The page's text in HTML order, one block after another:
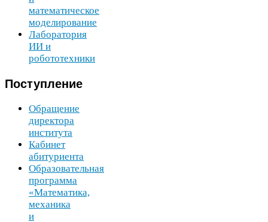
математическое
моделирование
Лаборатория
ИИ и
робототехники
Поступление
Обращение
директора
института
Кабинет
абитуриента
Образовательная
программа
«Математика,
механика
и